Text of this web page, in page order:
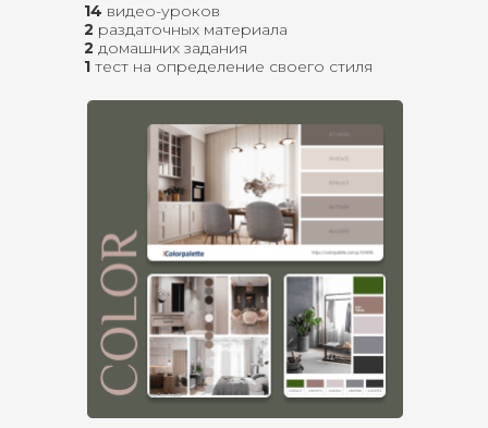
14 видео-уроков
2 раздаточных материала
2 домашних задания
1тест на определение своего стиля